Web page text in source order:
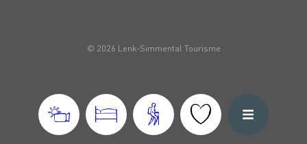
© 2026 Lenk-Simmental Tourisme